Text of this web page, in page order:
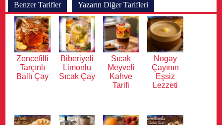
Benzer Tarifler Yazarın Diğer Tarifleri
Zencefilli
Tarçınlı
Ballı Çay
Biberiyeli
Limonlu
Sıcak Çay
Sıcak
Meyveli
Kahve
Tarifi
Nogay
Çayının
Eşsiz
Lezzeti